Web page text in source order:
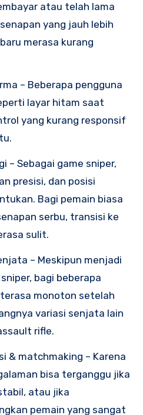
atau telah lama
yang jauh lebih
merasa kurang
– Beberapa pengguna
layar hitam saat
yang kurang responsif
– Sebagai game sniper,
presisi, dan posisi
Bagi pemain biasa
serbu, transisi ke
sulit.
– Meskipun menjadi
bagi beberapa
monoton setelah
variasi senjata lain
rifle.
& matchmaking – Karena
bisa terganggu jika
atau jika
pemain yang sangat